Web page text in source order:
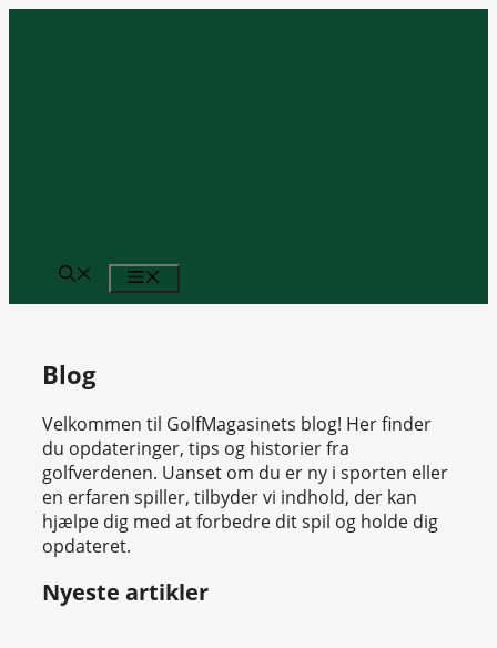
Blog
Velkommen til GolfMagasinets blog! Her finder
du opdateringer, tips og historier fra
golfverdenen. Uanset om du er ny i sporten eller
en erfaren spiller, tilbyder vi indhold, der kan
hjælpe dig med at forbedre dit spil og holde dig
opdateret.
Nyeste artikler